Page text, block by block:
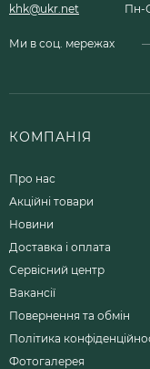
khk@ukr.net Пн-
Ми в соц. мережах
КОМПАНІЯ
Про нас
Акційні товари
Новини
Доставка і оплата
Сервісний центр
Вакансії
Повернення та обмін
Політика
Фотогалерея